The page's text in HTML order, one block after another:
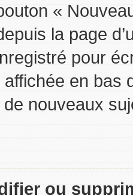
«
la page
pour
en bas
de nouveaux
ou